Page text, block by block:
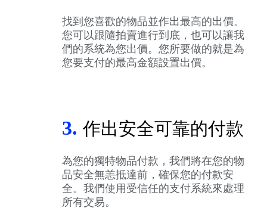
找到您喜歡的物品並作出最高的出價。
您可以跟隨拍賣進行到底，也可以讓我
們的系統為您出價。您所要做的就是為
您要支付的最高金額設置出價。
3. 作出安全可靠的付款
為您的獨特物品付款，我們將在您的物
品安全無恙抵達前，確保您的付款安
全。我們使用受信任的支付系統來處理
所有交易。